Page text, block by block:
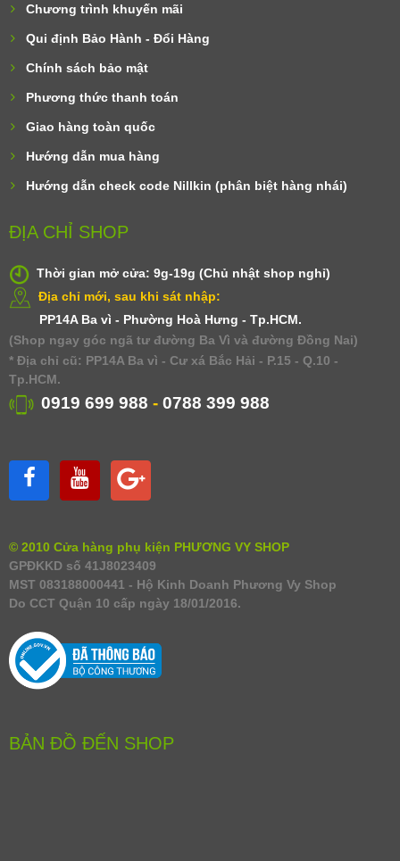
Chương trình khuyến mãi
Qui định Bảo Hành - Đổi Hàng
Chính sách bảo mật
Phương thức thanh toán
Giao hàng toàn quốc
Hướng dẫn mua hàng
Hướng dẫn check code Nillkin (phân biệt hàng nhái)
ĐỊA CHỈ SHOP
Thời gian mở cửa: 9g-19g (Chủ nhật shop nghỉ)
Địa chỉ mới, sau khi sát nhập:
PP14A Ba vì - Phường Hoà Hưng - Tp.HCM.
(Shop ngay góc ngã tư đường Ba Vì và đường Đồng Nai)
* Địa chỉ cũ: PP14A Ba vì - Cư xá Bắc Hải - P.15 - Q.10 -
Tp.HCM.
0919 699 988 - 0788 399 988
© 2010 Cửa hàng phụ kiện PHƯƠNG VY SHOP
GPĐKKD số 41J8023409
MST 083188000441 - Hộ Kinh Doanh Phương Vy Shop
Do CCT Quận 10 cấp ngày 18/01/2016.
BẢN ĐỒ ĐẾN SHOP